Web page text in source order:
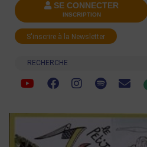
SE CONNECTER
INSCRIPTION
S'inscrire à la Newsletter
Recherche